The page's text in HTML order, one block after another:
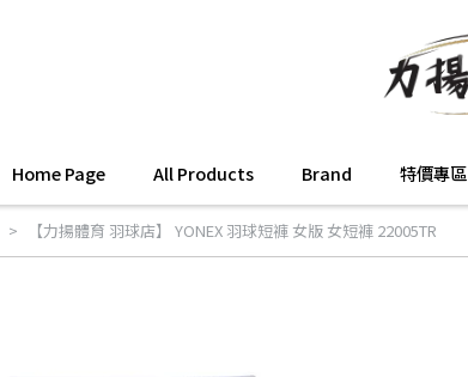
Home Page All Products Brand 特價專區
【力揚體育 羽球店】 YONEX 羽球短褲 女版 女短褲 22005TR